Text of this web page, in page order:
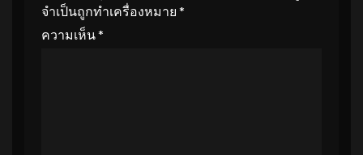
จำเป็นถูกทำเครื่องหมาย *
ความเห็น*